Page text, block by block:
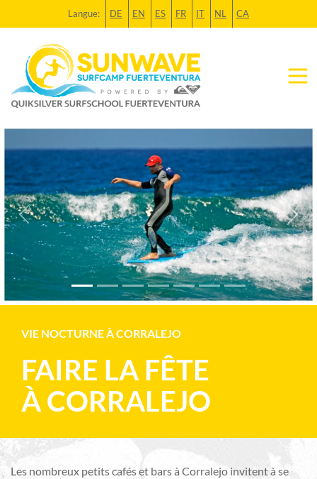
Langue: DE EN ES FR IT NL CA
Previous Next
VIE NOCTURNE À CORRALEJO
FAIRE LA FÊTE
À CORRALEJO
Les nombreux petits cafés et bars à Corralejo invitent à se